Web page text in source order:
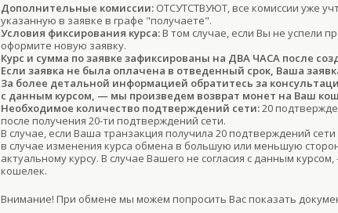
Дополнительные комиссии: ОТСУТСТВУЮТ, все комиссии уже
указанную в заявке в графе "получаете".
Условия фиксирования курса: В том случае, если Вы не успели
оформите новую заявку.
Курс и сумма по заявке зафиксированы на ДВА ЧАСА после
Если заявка не была оплачена в отведенный срок, Ваша
За более детальной информацией обратитесь за
с данным курсом, — мы произведем возврат монет на Ваш
Необходимое количество подтверждений сети:20
после получения 20-ти подтверждений сети.
В случае, если Ваша транзакция получила 20 подтверждений
в случае изменения курса обмена в большую или меньшую
актуальному курсу. В случае Вашего не согласия с данным
кошелек.
Внимание! При обмене мы можем попросить Вас показать